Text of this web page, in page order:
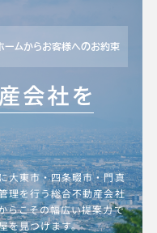
ームからお客様へのお約束
大東市・四条畷市・門真
理を行う総合不動産会社
らこその幅広い提案力で
を見つけます。